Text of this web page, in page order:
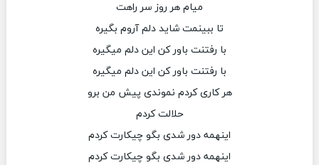
میام هر روز سر راهت
تا ببینمت شاید دلم آروم بگیره
با رفتنت باور کن این دلم میگیره
با رفتنت باور کن این دلم میگیره
هر کاری کردم نموندی پیش من برو
حلالت کردم
اینهمه دور شدی بگو چیکارت کردم
اینهمه دور شدی بگو چیکارت کردم